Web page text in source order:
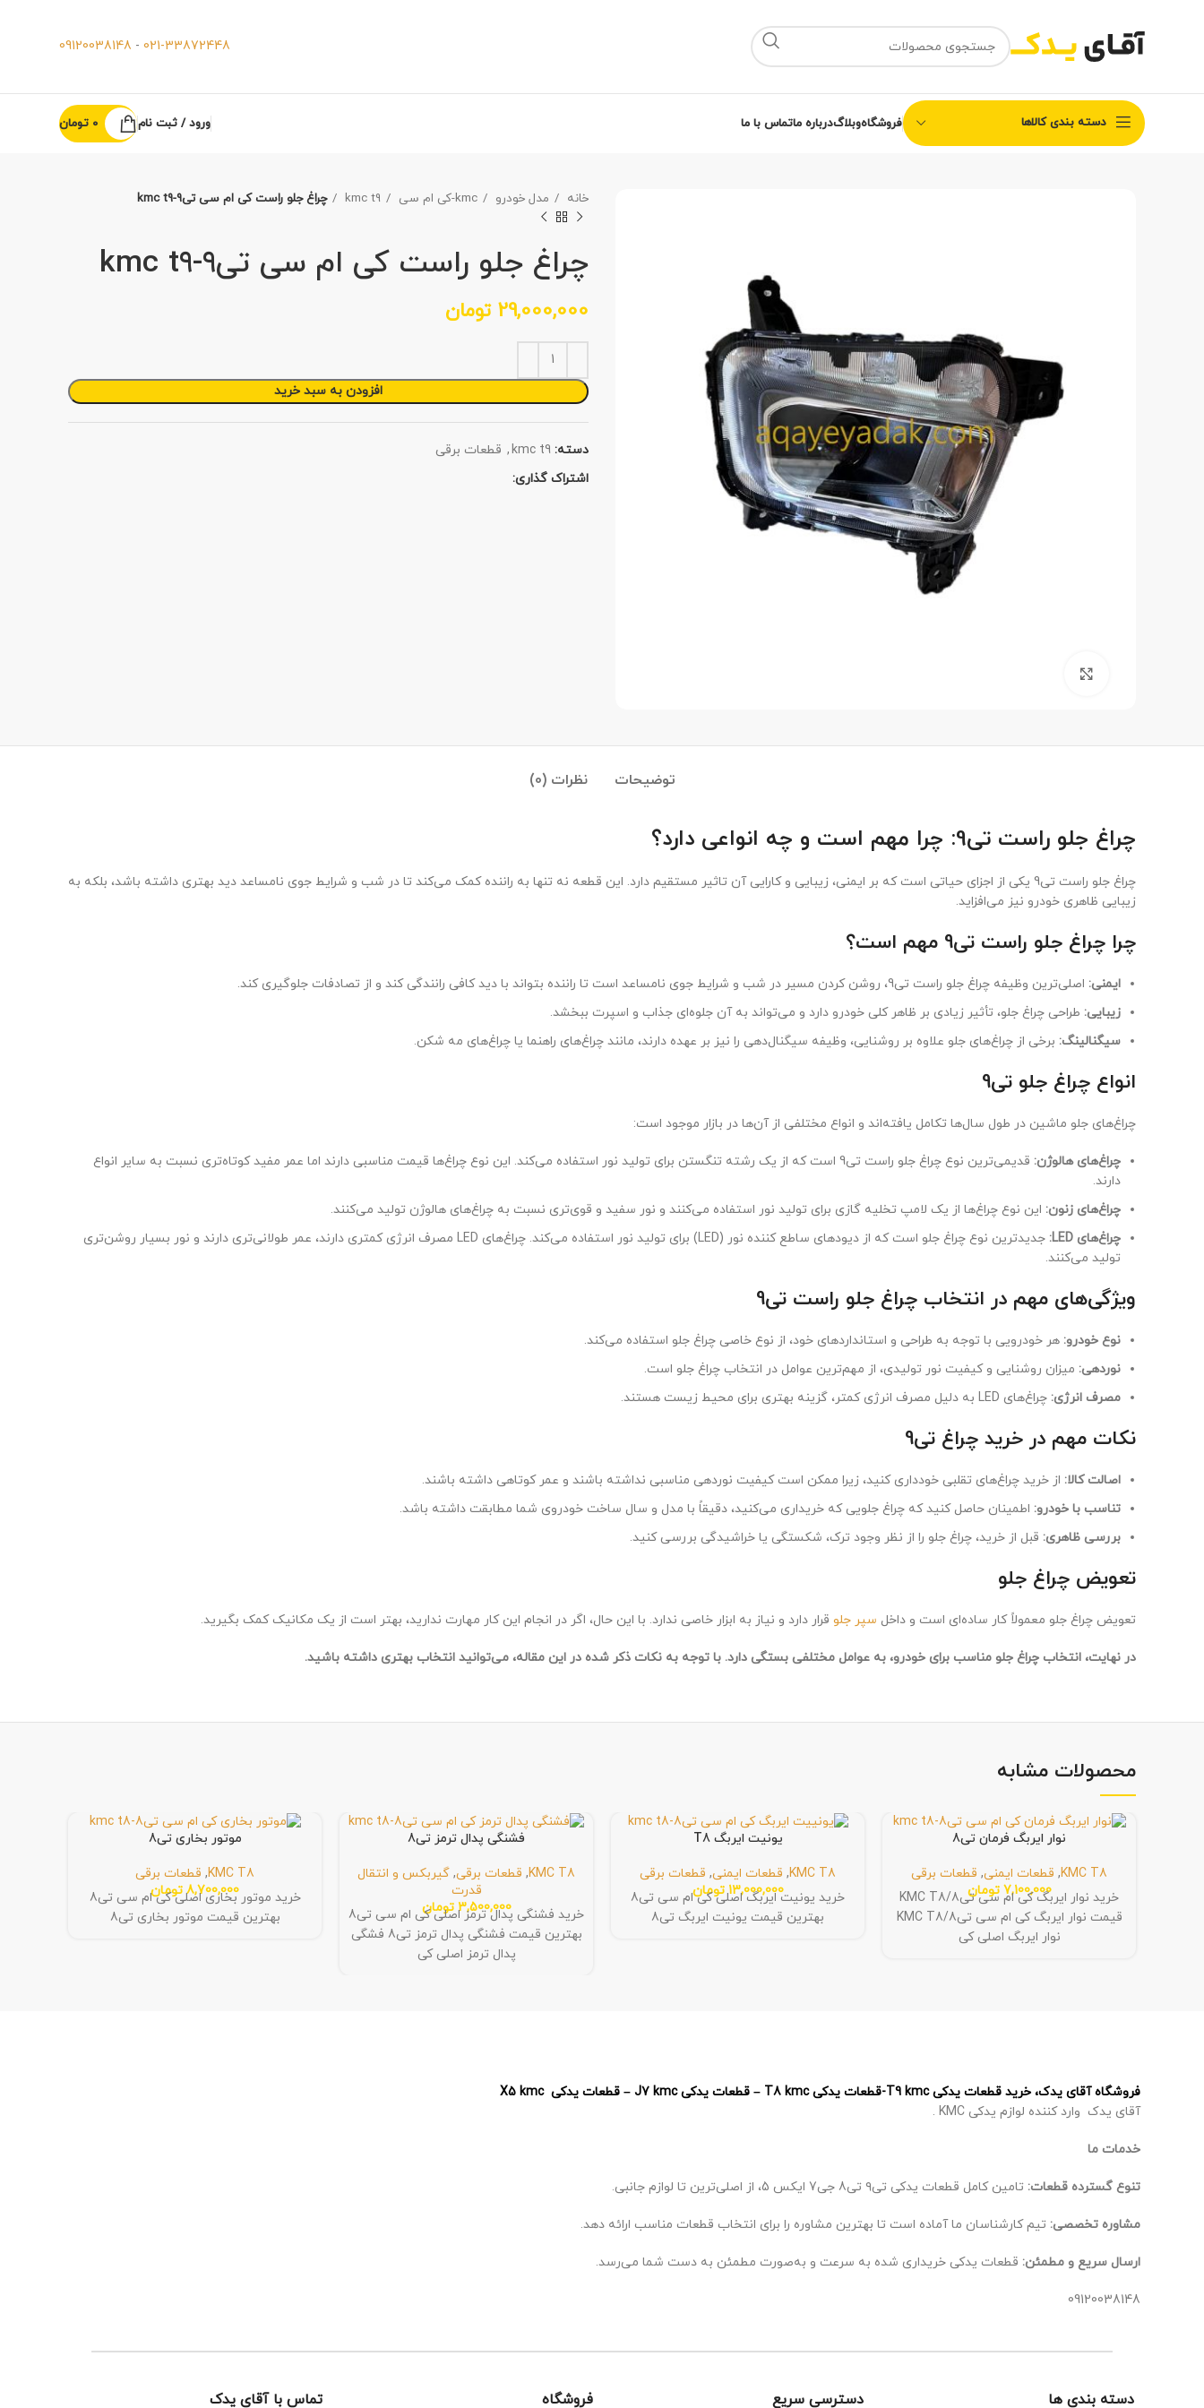
021-33872448
-
09120038148
دسته بندی کالاها فروشگاهوبلاگدرباره ماتماس با ما ورود / ثبت نام 0 تومان
خانه مدل خودرو kmc-کی ام سی kmc t9 چراغ جلو راست کی ام سی تی9-kmc t9
چراغ جلو راست کی ام سی تی9-kmc t9
29,000,000 تومان
افزودن به سبد خرید
دسته: kmc t9
, قطعات برقی
اشتراک گذاری:
توضیحات نظرات (0)
چراغ جلو راست تی9: چرا مهم است و چه انواعی دارد؟
چراغ جلو راست تی9 یکی از اجزای حیاتی است که بر ایمنی، زیبایی و کارایی آن تاثیر مستقیم دارد. این قطعه نه تنها به راننده کمک می‌کند تا در شب و شرایط جوی نامساعد دید بهتری داشته باشد، بلکه به
زیبایی ظاهری خودرو نیز می‌افزاید.
چرا چراغ جلو راست تی9 مهم است؟
ایمنی: اصلی‌ترین وظیفه چراغ جلو راست تی9، روشن کردن مسیر در شب و شرایط جوی نامساعد است تا راننده بتواند با دید کافی رانندگی کند و از تصادفات جلوگیری کند.
زیبایی: طراحی چراغ جلو، تأثیر زیادی بر ظاهر کلی خودرو دارد و می‌تواند به آن جلوه‌ای جذاب و اسپرت ببخشد.
سیگنالینگ: برخی از چراغ‌های جلو علاوه بر روشنایی، وظیفه سیگنال‌دهی را نیز بر عهده دارند، مانند چراغ‌های راهنما یا چراغ‌های مه شکن.
انواع چراغ جلو تی9
چراغ‌های جلو ماشین در طول سال‌ها تکامل یافته‌اند و انواع مختلفی از آن‌ها در بازار موجود است:
چراغ‌های هالوژن:
قدیمی‌ترین نوع چراغ جلو راست تی9 است که از یک رشته تنگستن برای تولید نور استفاده می‌کند. این نوع چراغ‌ها قیمت مناسبی دارند اما عمر مفید کوتاه‌تری نسبت به سایر انواع
دارند.
چراغ‌های زنون: این نوع چراغ‌ها از یک لامپ تخلیه گازی برای تولید نور استفاده می‌کنند و نور سفید و قوی‌تری نسبت به چراغ‌های هالوژن تولید می‌کنند.
چراغ‌های LED:
جدیدترین نوع چراغ جلو است که از دیودهای ساطع کننده نور (LED) برای تولید نور استفاده می‌کند. چراغ‌های LED مصرف انرژی کمتری دارند، عمر طولانی‌تری دارند و نور بسیار روشن‌تری
تولید می‌کنند.
ویژگی‌های مهم در انتخاب چراغ جلو راست تی9
نوع خودرو: هر خودرویی با توجه به طراحی و استانداردهای خود، از نوع خاصی چراغ جلو استفاده می‌کند.
نوردهی: میزان روشنایی و کیفیت نور تولیدی، از مهم‌ترین عوامل در انتخاب چراغ جلو است.
مصرف انرژی: چراغ‌های LED به دلیل مصرف انرژی کمتر، گزینه بهتری برای محیط زیست هستند.
نکات مهم در خرید چراغ تی9
اصالت کالا: از خرید چراغ‌های تقلبی خودداری کنید، زیرا ممکن است کیفیت نوردهی مناسبی نداشته باشند و عمر کوتاهی داشته باشند.
تناسب با خودرو: اطمینان حاصل کنید که چراغ جلویی که خریداری می‌کنید، دقیقاً با مدل و سال ساخت خودروی شما مطابقت داشته باشد.
بررسی ظاهری: قبل از خرید، چراغ جلو را از نظر وجود ترک، شکستگی یا خراشیدگی بررسی کنید.
تعویض چراغ جلو
تعویض چراغ جلو معمولاً کار ساده‌ای است و داخل سپر جلو قرار دارد و نیاز به ابزار خاصی ندارد. با این حال، اگر در انجام این کار مهارت ندارید، بهتر است از یک مکانیک کمک بگیرید.
در نهایت، انتخاب چراغ جلو مناسب برای خودرو، به عوامل مختلفی بستگی دارد. با توجه به نکات ذکر شده در این مقاله، می‌توانید انتخاب بهتری داشته باشید.
محصولات مشابه
نوار ایربگ فرمان تی8
KMC T8
, قطعات ایمنی, قطعات برقی
7,100,000 تومان
خرید نوار ایربگ کی ام سی تی8/KMC T8
قیمت نوار ایربگ کی ام سی تی8/KMC T8
نوار ایربگ اصلی کی
یونیت ایربگ T8
KMC T8
, قطعات ایمنی, قطعات برقی
13,000,000 تومان
خرید یونیت ایربگ اصلی کی ام سی تی8
بهترین قیمت یونیت ایربگ تی8
فشنگی پدال ترمز تی8
KMC T8
, قطعات برقی, گیربکس و انتقال
قدرت
3,500,000 تومان
خرید فشنگی پدال ترمز اصلی کی ام سی تی8
بهترین قیمت فشنگی پدال ترمز تی8 فشگی
پدال ترمز اصلی کی
موتور بخاری تی8
KMC T8
, قطعات برقی
8,700,000 تومان
خرید موتور بخاری اصلی کی ام سی تی8
بهترین قیمت موتور بخاری تی8
فروشگاه آقای یدک، خرید قطعات یدکی T9 kmc-قطعات یدکی T8 kmc – قطعات یدکی J7 kmc – قطعات یدکی X5 kmc
آقای یدک وارد کننده لوازم یدکی KMC .
خدمات ما
تنوع گسترده قطعات: تامین کامل قطعات یدکی تی۹ تی8 جی7 ایکس 5، از اصلی‌ترین تا لوازم جانبی.
مشاوره تخصصی: تیم کارشناسان ما آماده است تا بهترین مشاوره را برای انتخاب قطعات مناسب ارائه دهد.
ارسال سریع و مطمئن: قطعات یدکی خریداری شده به سرعت و به‌صورت مطمئن به دست شما می‌رسد.
09120038148
دسته بندی ها دسترسی سریع فروشگاه تماس با آقای یدک